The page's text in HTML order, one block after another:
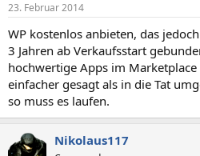
23. Februar 2014
WP kostenlos anbieten, das
3 Jahren ab Verkaufsstart
hochwertige Apps im
einfacher gesagt als in die Tat
so muss es laufen.
Nikolaus117